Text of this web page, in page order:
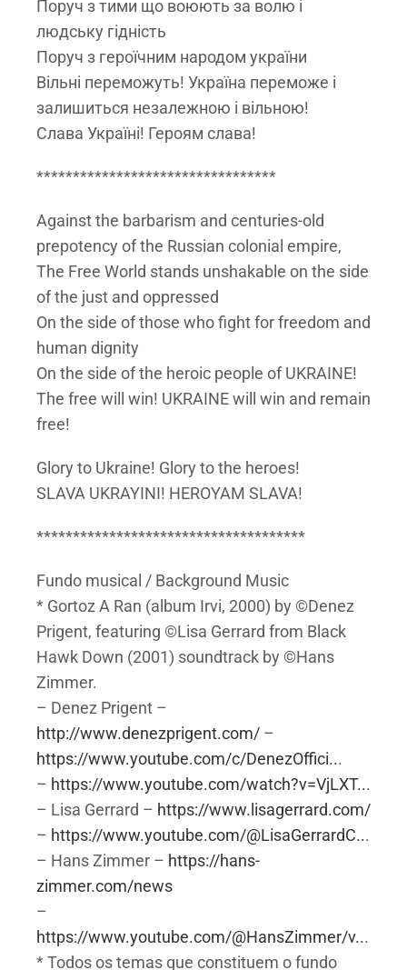
Поруч з тими що воюють за волю і
людську гідність
Поруч з героїчним народом україни
Вільні переможуть! Україна переможе і
залишиться незалежною і вільною!
Слава Україні! Героям слава!
*********************************
Against the barbarism and centuries-old
prepotency of the Russian colonial empire,
The Free World stands unshakable on the side
of the just and oppressed
On the side of those who fight for freedom and
human dignity
On the side of the heroic people of UKRAINE!
The free will win! UKRAINE will win and remain
free!
Glory to Ukraine! Glory to the heroes!
SLAVA UKRAYINI! HEROYAM SLAVA!
*************************************
Fundo musical / Background Music
* Gortoz A Ran (album Irvi, 2000) by ©Denez
Prigent, featuring ©Lisa Gerrard from Black
Hawk Down (2001) soundtrack by ©Hans
Zimmer.
– Denez Prigent –
http://www.denezprigent.com/–
https://www.youtube.com/c/DenezOffici...
– https://www.youtube.com/watch?v=VjLXT...
– Lisa Gerrard – https://www.lisagerrard.com/
– https://www.youtube.com/@LisaGerrardC...
– Hans Zimmer – https://hans-
zimmer.com/news
–
https://www.youtube.com/@HansZimmer/v...
* Todos os temas que constituem o fundo